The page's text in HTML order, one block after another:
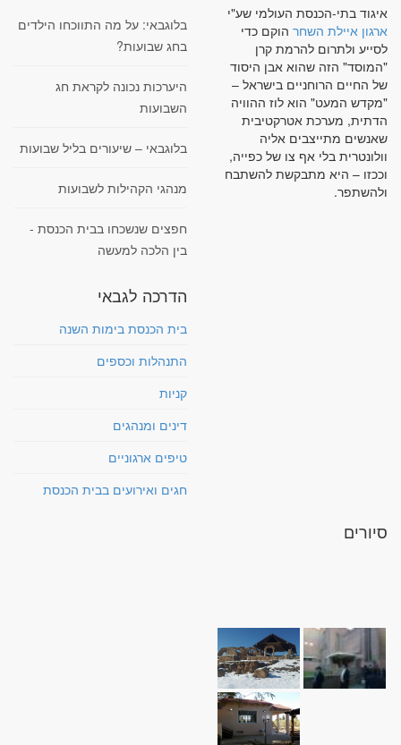
איגוד בתי-הכנסת העולמי שע"י
ארגון איילת השחר הוקם כדי
לסייע ולתרום להרמת קרן
"המוסד" הזה שהוא אבן היסוד
של החיים הרוחניים בישראל –
"מקדש המעט" הוא לוז ההוויה
הדתית, מערכת אטרקטיבית
שאנשים מתייצבים אליה
וולונטרית בלי אף צו של כפייה,
וככזו – היא מתבקשת להשתבח
ולהשתפר.
בלוגבאי: על מה התווכחו הילדים
בחג שבועות?
היערכות נכונה לקראת חג
השבועות
בלוגבאי – שיעורים בליל שבועות
מנהגי הקהילות לשבועות
חפצים שנשכחו בבית הכנסת -
בין הלכה למעשה
הדרכה לגבאי
בית הכנסת בימות השנה
התנהלות וכספים
קניות
דינים ומנהגים
טיפים ארגוניים
חגים ואירועים בבית הכנסת
סיורים